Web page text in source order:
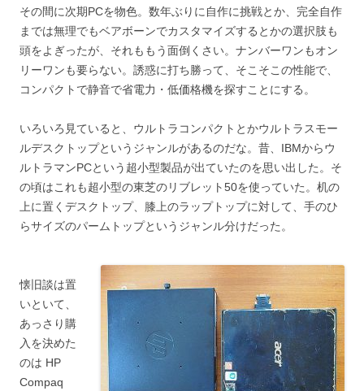
その間に次期PCを物色。数年ぶりに自作に挑戦とか、完全自作
までは無理でもベアボーンでカスタマイズするとかの選択肢も
頭をよぎったが、それももう面倒くさい。ナンバーワンもオン
リーワンも要らない。誘惑に打ち勝って、そこそこの性能で、
コンパクトで静音で省電力・低価格機を探すことにする。
いろいろ見ていると、ウルトラコンパクトとかウルトラスモー
ルデスクトップというジャンルがあるのだな。昔、IBMからウ
ルトラマンPCという超小型製品が出ていたのを思い出した。そ
の頃はこれも超小型の東芝のリブレット50を使っていた。机の
上に置くデスクトップ、膝上のラップトップに対して、手のひ
らサイズのパームトップというジャンル分けだった。
懐旧談は置
いといて、
あっさり購
入を決めた
のは HP
Compaq